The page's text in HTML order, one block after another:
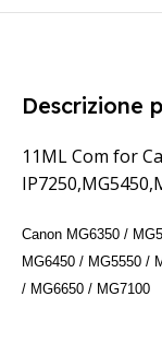
Descrizione
11ML Com for
Canon MG6350 /
MG6450 / MG5550 /
/ MG6650 / MG7100